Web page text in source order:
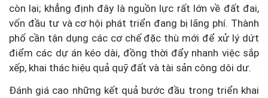
còn lại; khẳng định đây là nguồn lực rất lớn về đất đai,
vốn đầu tư và cơ hội phát triển đang bị lãng phí. Thành
phố cần tận dụng các cơ chế đặc thù mới để xử lý dứt
điểm các dự án kéo dài, đồng thời đẩy nhanh việc sắp
xếp, khai thác hiệu quả quỹ đất và tài sản công dôi dư.
Đánh giá cao những kết quả bước đầu trong triển khai